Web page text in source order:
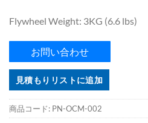
Flywheel Weight: 3KG (6.6 lbs)
お問い合わせ
見積もりリストに追加
商品コード: PN-OCM-002